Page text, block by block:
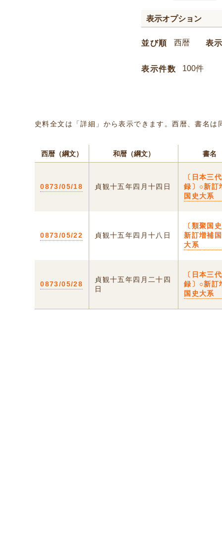
表示オプション
並び順 表
表示件数
史料全文は「詳細」から表示できます。西暦、書名
西暦（綱文） 和暦（綱文） 書名
0873/05/18 貞観十五年四月十四日
〔日本三
録〕○新訂
国史大系
0873/05/22 貞観十五年四月十八日
〔類聚国
新訂増補
大系
0873/05/28
貞観十五年四月二十四
日
〔日本三
録〕○新訂
国史大系